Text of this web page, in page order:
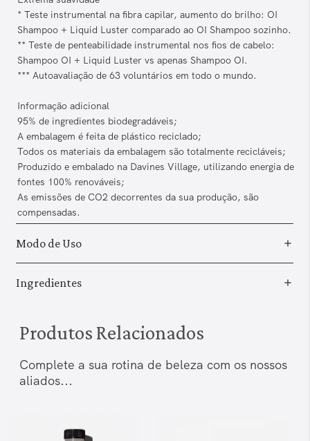
* Teste instrumental na fibra capilar, aumento do brilho: OI
Shampoo + Liquid Luster comparado ao OI Shampoo sozinho.
** Teste de penteabilidade instrumental nos fios de cabelo:
Shampoo OI + Liquid Luster vs apenas Shampoo OI.
*** Autoavaliação de 63 voluntários em todo o mundo.
Informação adicional
95% de ingredientes biodegradáveis;
A embalagem é feita de plástico reciclado;
Todos os materiais da embalagem são totalmente recicláveis;
Produzido e embalado na Davines Village, utilizando energia de
fontes 100% renováveis;
As emissões de CO2 decorrentes da sua produção, são
compensadas.
Modo de Uso
Ingredientes
Produtos Relacionados
Complete a sua rotina de beleza com os nossos
aliados...